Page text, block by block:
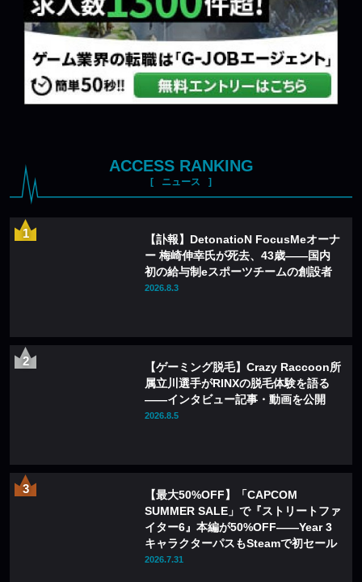
ACCESS RANKING
ニュース
【訃報】DetonatioN FocusMeオーナ
ー 梅崎伸幸氏が死去、43歳——国内
初の給与制eスポーツチームの創設者
2026.8.3
【ゲーミング脱毛】Crazy Raccoon所
属立川選手がRINXの脱毛体験を語る
——インタビュー記事・動画を公開
2026.8.5
【最大50%OFF】「CAPCOM
SUMMER SALE」で『ストリートファ
イター6』本編が50%OFF——Year 3
キャラクターパスもSteamで初セール
2026.7.31